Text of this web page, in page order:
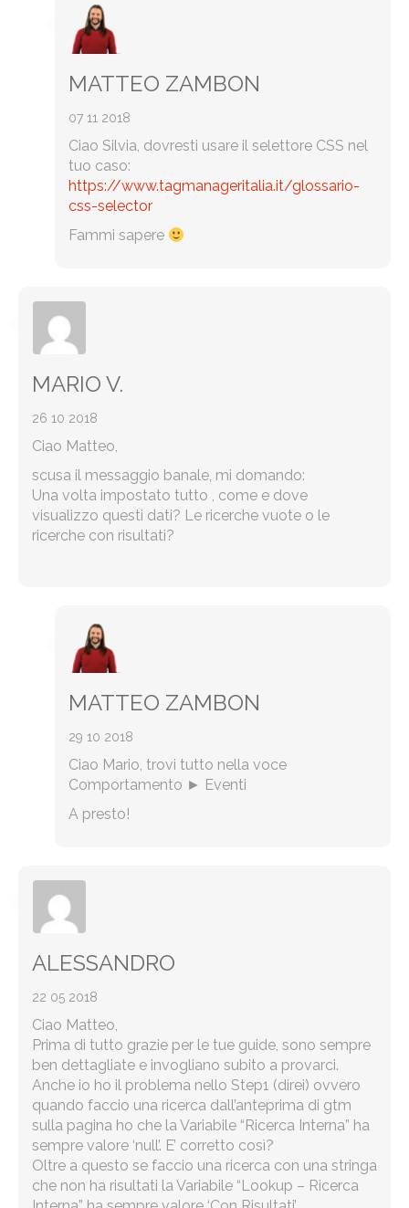
MATTEO ZAMBON
07 11 2018
Ciao Silvia, dovresti usare il selettore CSS nel
tuo caso:
https://www.tagmanageritalia.it/glossario-
css-selector
Fammi sapere
MARIO V.
26 10 2018
Ciao Matteo,
scusa il messaggio banale, mi domando:
Una volta impostato tutto , come e dove
visualizzo questi dati? Le ricerche vuote o le
ricerche con risultati?
MATTEO ZAMBON
29 10 2018
Ciao Mario, trovi tutto nella voce
Comportamento ► Eventi
A presto!
ALESSANDRO
22 05 2018
Ciao Matteo,
Prima di tutto grazie per le tue guide, sono sempre
ben dettagliate e invogliano subito a provarci.
Anche io ho il problema nello Step1 (direi) ovvero
quando faccio una ricerca dall’anteprima di gtm
sulla pagina ho che la Variabile “Ricerca Interna” ha
sempre valore ‘null’. E’ corretto così?
Oltre a questo se faccio una ricerca con una stringa
che non ha risultati la Variabile “Lookup – Ricerca